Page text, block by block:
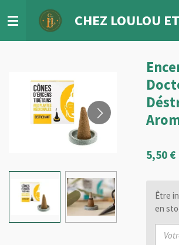
au
CHEZ LOULOU ET
5,50 €
Être
en